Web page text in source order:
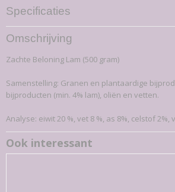
Specificaties
Productcode
3-K
EAN code
Productcode leverancier
3-K
0,51 Kg
Omschrijving
Zachte Beloning Lam (500 gram)
Samenstelling: Granen en plantaardige
bijproducten (min. 4% lam), oliën en vetten.
Analyse: eiwit 20 %, vet 8 %, as 8%, celstof 2%,
Ook interessant